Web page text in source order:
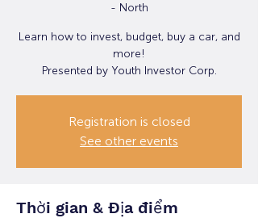
- North
Learn how to invest, budget, buy a car, and
more!
Presented by Youth Investor Corp.
Registration is closed
See other events
Thời gian & Địa điểm